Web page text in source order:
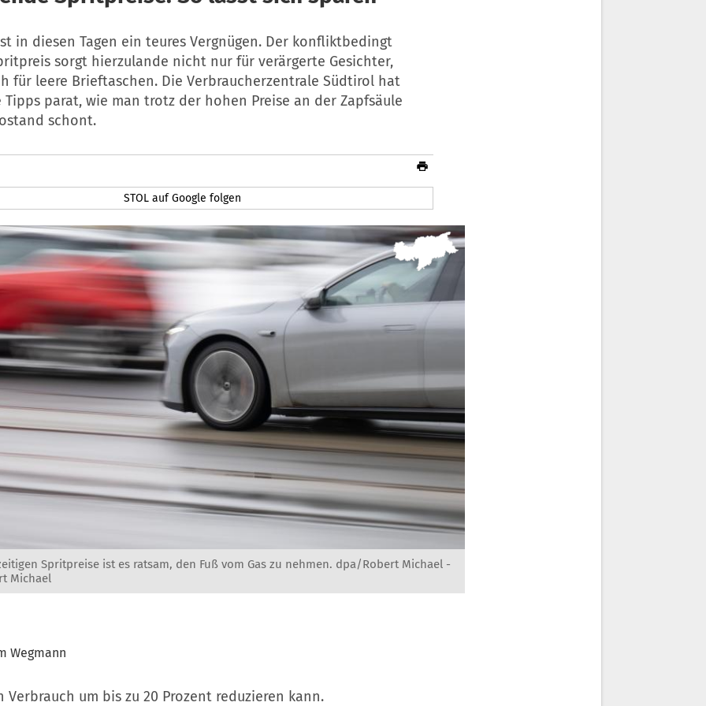
in diesen Tagen ein teures Vergnügen. Der konfliktbedingt
sorgt hierzulande nicht nur für verärgerte Gesichter,
für leere Brieftaschen. Die Verbraucherzentrale Südtirol hat
parat, wie man trotz der hohen Preise an der Zapfsäule
schont.
STOL auf Google folgen
Spritpreise ist es ratsam, den Fuß vom Gas zu nehmen. dpa/Robert Michael -
Michael
Wegmann
Verbrauch um bis zu 20 Prozent reduzieren kann.